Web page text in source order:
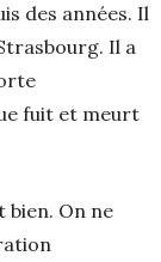
des années. Il
Il a
fuit et meurt
bien. On ne